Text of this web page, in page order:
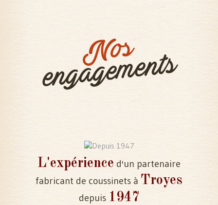
Nos
engagements
L'expérience d'un partenaire
fabricant de coussinets à Troyes
depuis 1947